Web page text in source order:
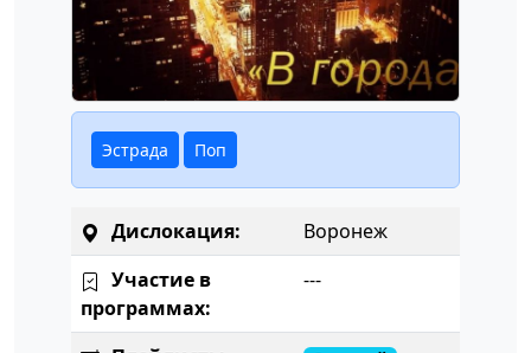
Эстрада Поп
Дислокация:
Воронеж
Участие в
программах:
---